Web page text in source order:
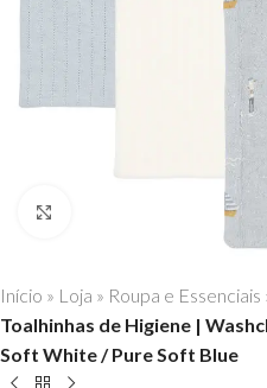
Início » Loja » Roupa e Essenciais
Toalhinhas de Higiene |
Soft White / Pure Soft Blue